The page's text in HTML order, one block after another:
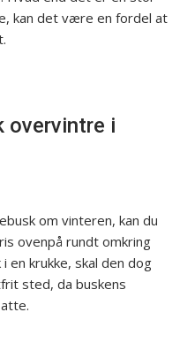
kan det være en fordel at
overvintre i
om vinteren, kan du
ovenpå rundt omkring
en krukke, skal den dog
sted, da buskens